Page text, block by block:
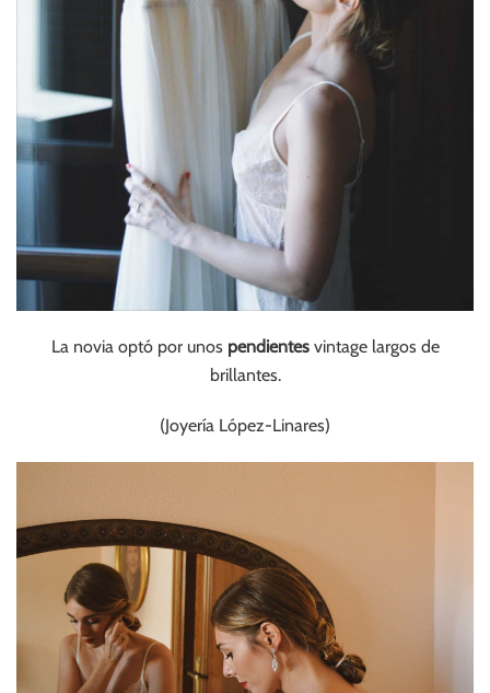
La novia optó por unos pendientesvintage largos de
brillantes.
(Joyería López-Linares)